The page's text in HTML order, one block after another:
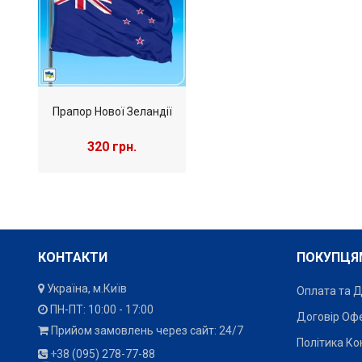
Прапор Нової Зеландії
320 грн.
Прапор на замовлення,
Прапорець на
КОНТАКТИ
Україна, м.Київ
ПН-ПТ: 10:00 - 17:00
Прийом замовлень через сайт: 24/7
+38 (095) 278-77-88
Оплата та
Договір
Політика